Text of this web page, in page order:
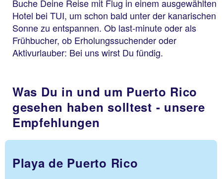
Buche Deine Reise mit Flug in einem ausgewählten
Hotel bei TUI, um schon bald unter der kanarischen
Sonne zu entspannen. Ob last-minute oder als
Frühbucher, ob Erholungssuchender oder
Aktivurlauber: Bei uns wirst Du fündig.
Was Du in und um Puerto Rico
gesehen haben solltest - unsere
Empfehlungen
Playa de Puerto Rico